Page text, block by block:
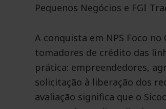
Pequenos Negócios e FGI
A conquista em NPS Foco
tomadores de crédito das
prática: empreendedores,
solicitação à liberação dos
avaliação significa que o